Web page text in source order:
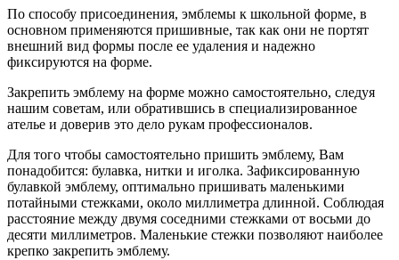
По способу присоединения, эмблемы к школьной форме, в
основном применяются пришивные, так как они не портят
внешний вид формы после ее удаления и надежно
фиксируются на форме.
Закрепить эмблему на форме можно самостоятельно, следуя
нашим советам, или обратившись в специализированное
ателье и доверив это дело рукам профессионалов.
Для того чтобы самостоятельно пришить эмблему, Вам
понадобится: булавка, нитки и иголка. Зафиксированную
булавкой эмблему, оптимально пришивать маленькими
потайными стежками, около миллиметра длинной. Соблюдая
расстояние между двумя соседними стежками от восьми до
десяти миллиметров. Маленькие стежки позволяют наиболее
крепко закрепить эмблему.